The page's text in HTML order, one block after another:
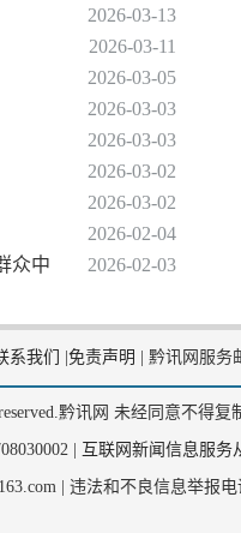
2026-03-13
2026-03-11
2026-03-05
2026-03-03
2026-03-03
2026-03-02
2026-03-02
2026-02-04
众中
2026-02-03
系我们 免责声明 黔讯网服务
黔讯网 未经同意不得复
| 互联网新闻信息服务
| 违法和不良信息举报电